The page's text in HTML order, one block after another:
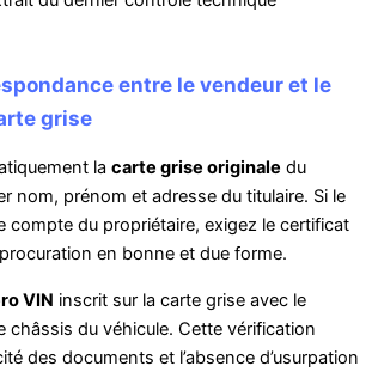
entre le vendeur et le
grise
la carte grise originale du
nom, prénom et adresse du titulaire. Si le
compte du propriétaire, exigez le certificat
en bonne et due forme.
VIN inscrit sur la carte grise avec le
châssis du véhicule. Cette vérification
des documents et l’absence d’usurpation